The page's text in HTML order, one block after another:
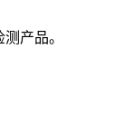
产品。